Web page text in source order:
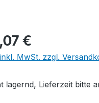
Preis:
€
MwSt. zzgl.
lagernd, Lieferzeit bitte